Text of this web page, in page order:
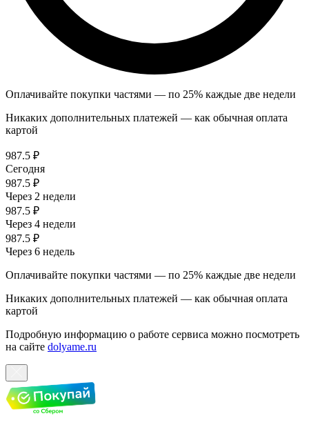
Оплачивайте покупки частями — по 25% каждые две недели
Никаких дополнительных платежей — как обычная оплата
картой
987.5 ₽
Сегодня
987.5 ₽
Через 2 недели
987.5 ₽
Через 4 недели
987.5 ₽
Через 6 недель
Оплачивайте покупки частями — по 25% каждые две недели
Никаких дополнительных платежей — как обычная оплата
картой
Подробную информацию о работе сервиса можно посмотреть
на сайте dolyame.ru